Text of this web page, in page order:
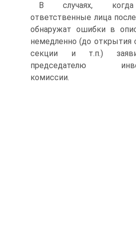
В случаях, когда
ответственные лица
обнаружат ошибки в
немедленно (до открытия
секции и т.п.)
председателю
комиссии.